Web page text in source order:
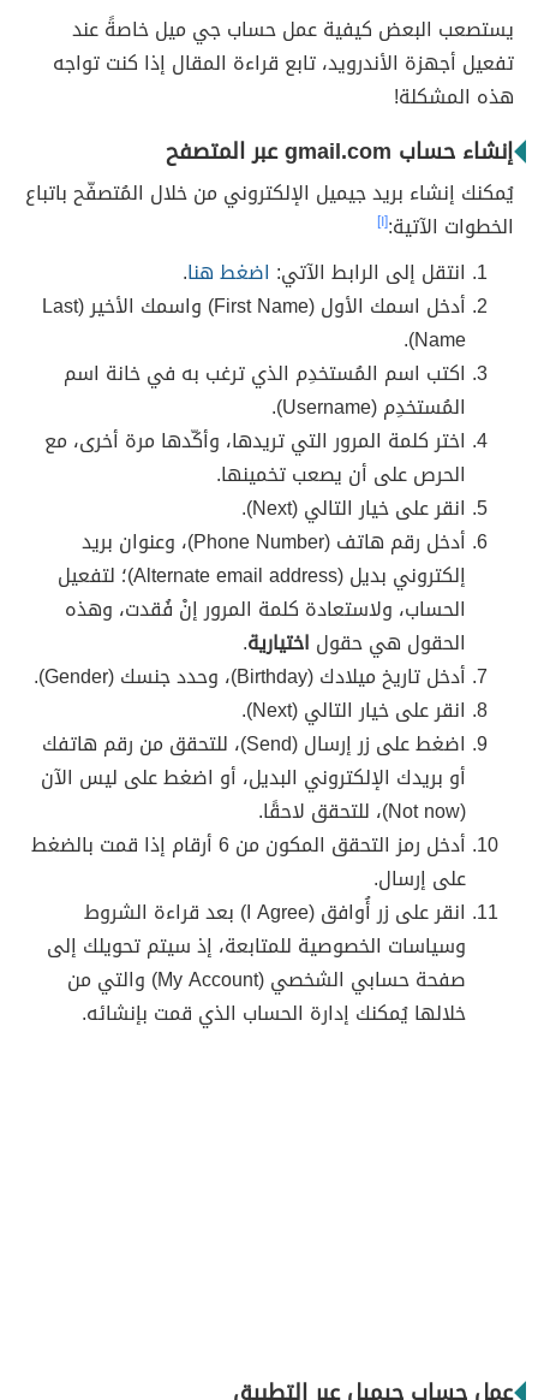
يستصعب البعض كيفية عمل حساب جي ميل خاصةً عند
تفعيل أجهزة الأندرويد، تابع قراءة المقال إذا كنت تواجه
هذه المشكلة!
إنشاء حساب gmail.com عبر المتصفح
يُمكنك إنشاء بريد جيميل الإلكتروني من خلال المُتصفّح باتباع
الخطوات الآتية:[١]
انتقل إلى الرابط الآتي: اضغط هنا.
أدخل اسمك الأول (First Name) واسمك الأخير (Last
Name).
اكتب اسم المُستخدِم الذي ترغب به في خانة اسم
المُستخدِم (Username).
اختر كلمة المرور التي تريدها، وأكّدها مرة أخرى، مع
الحرص على أن يصعب تخمينها.
انقر على خيار التالي (Next).
أدخل رقم هاتف (Phone Number)، وعنوان بريد
إلكتروني بديل (Alternate email address)؛ لتفعيل
الحساب، ولاستعادة كلمة المرور إنْ فُقدت، وهذه
الحقول هي حقول اختيارية.
أدخل تاريخ ميلادك (Birthday)، وحدد جنسك (Gender).
انقر على خيار التالي (Next).
اضغط على زر إرسال (Send)، للتحقق من رقم هاتفك
أو بريدك الإلكتروني البديل، أو اضغط على ليس الآن
(Not now)، للتحقق لاحقًا.
أدخل رمز التحقق المكون من 6 أرقام إذا قمت بالضغط
على إرسال.
انقر على زر أُوافق (I Agree) بعد قراءة الشروط
وسياسات الخصوصية للمتابعة، إذ سيتم تحويلك إلى
صفحة حسابي الشخصي (My Account) والتي من
خلالها يُمكنك إدارة الحساب الذي قمت بإنشائه.